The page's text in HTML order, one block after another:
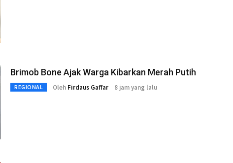
Brimob Bone Ajak Warga Kibarkan Merah Putih
REGIONAL Oleh Firdaus Gaffar 8 jam yang lalu